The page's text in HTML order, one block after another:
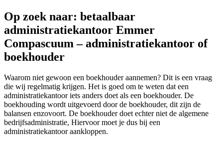
Op zoek naar: betaalbaar
administratiekantoor Emmer
Compascuum – administratiekantoor of
boekhouder
Waarom niet gewoon een boekhouder aannemen? Dit is een vraag
die wij regelmatig krijgen. Het is goed om te weten dat een
administratiekantoor iets anders doet als een boekhouder. De
boekhouding wordt uitgevoerd door de boekhouder, dit zijn de
balansen enzovoort. De boekhouder doet echter niet de algemene
bedrijfsadministratie, Hiervoor moet je dus bij een
administratiekantoor aankloppen.